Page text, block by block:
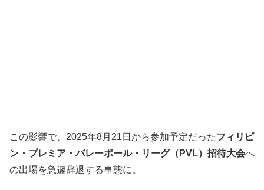
この影響で、2025年8月21日から参加予定だったフィリピ
ン・プレミア・バレーボール・リーグ（PVL）招待大会へ
の出場を急遽辞退する事態に。